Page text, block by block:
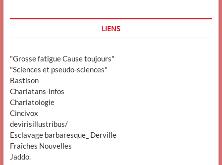
LIENS
"Grosse fatigue Cause toujours"
"Sciences et pseudo-sciences"
Bastison
Charlatans-infos
Charlatologie
Cincivox
devirisillustribus/
Esclavage barbaresque_ Derville
Fraîches Nouvelles
Jaddo.